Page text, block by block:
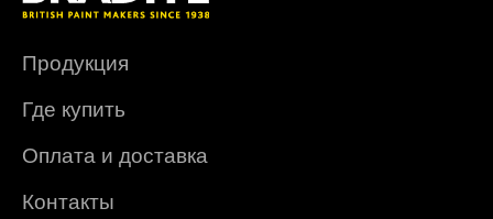
Продукция
Где купить
Оплата и доставка
Контакты